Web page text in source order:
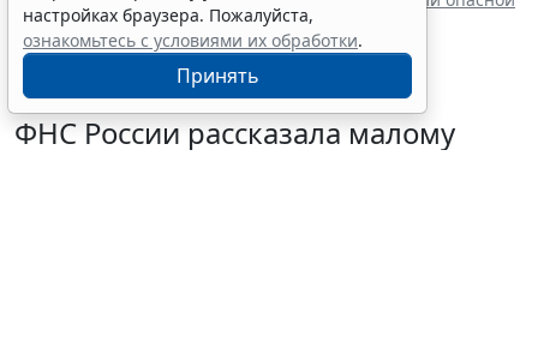
продукции оптимизируют
ФНС России рассказала малому
настройках браузера. Пожалуйста,
ознакомьтесь с условиями их обработки.
Принять